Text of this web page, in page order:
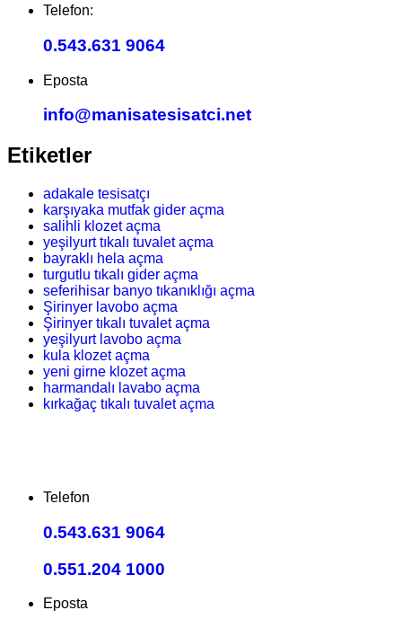
Telefon:
0.543.631 9064
Eposta
info@manisatesisatci.net
Etiketler
adakale tesisatçı
karşıyaka mutfak gider açma
salihli klozet açma
yeşilyurt tıkalı tuvalet açma
bayraklı hela açma
turgutlu tıkalı gider açma
seferihisar banyo tıkanıklığı açma
Şirinyer lavobo açma
Şirinyer tıkalı tuvalet açma
yeşilyurt lavobo açma
kula klozet açma
yeni girne klozet açma
harmandalı lavabo açma
kırkağaç tıkalı tuvalet açma
Telefon
0.543.631 9064
0.551.204 1000
Eposta